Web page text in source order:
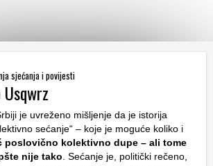
sjećanja i povijesti
je uvreženo mišljenje da je istorija
sećanje“ – koje je moguće koliko i
poslovično kolektivno dupe – ali tome
nije tako . Sećanje je, politički rečeno,